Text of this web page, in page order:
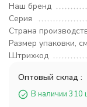
Наш бренд
Серия
Страна
Размер упаковки, см
Штрихкод
Оптовый склад :
В наличии 310